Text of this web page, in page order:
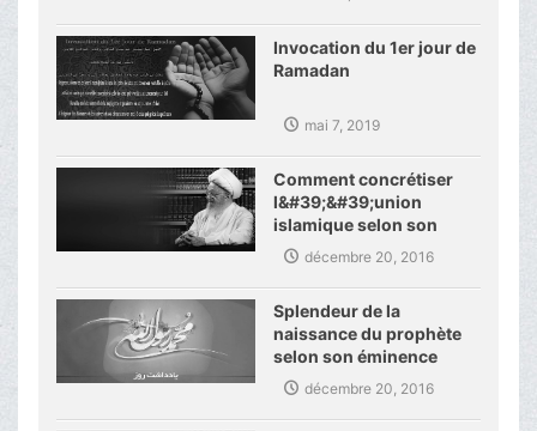
Invocation du 1er jour de
Ramadan
mai 7, 2019
Comment concrétiser
l&#39;&#39;union
islamique selon son
éminence
décembre 20, 2016
Splendeur de la
naissance du prophète
selon son éminence
décembre 20, 2016